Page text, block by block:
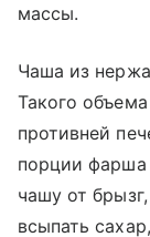
массы.
Чаша из
Такого
противней
порции фарша
чашу от
всыпать